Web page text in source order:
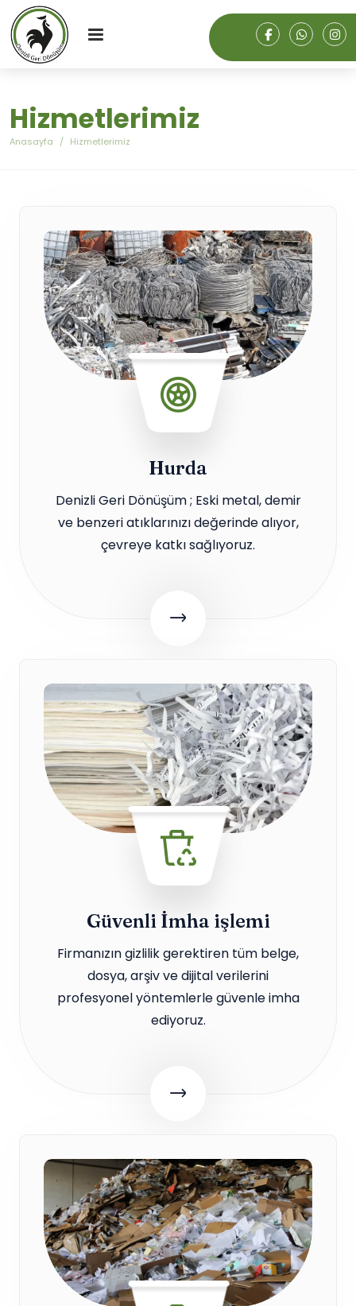
Hizmetlerimiz
Anasayfa Hizmetlerimiz
Hurda
Denizli Geri Dönüşüm ; Eski metal, demir
ve benzeri atıklarınızı değerinde alıyor,
çevreye katkı sağlıyoruz.
Güvenli İmha işlemi
Firmanızın gizlilik gerektiren tüm belge,
dosya, arşiv ve dijital verilerini
profesyonel yöntemlerle güvenle imha
ediyoruz.